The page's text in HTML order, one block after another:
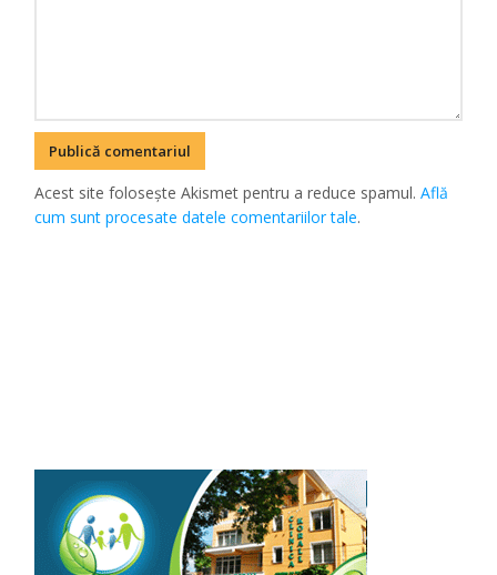
Acest site folosește Akismet pentru a reduce spamul.Află
cum sunt procesate datele comentariilor tale.